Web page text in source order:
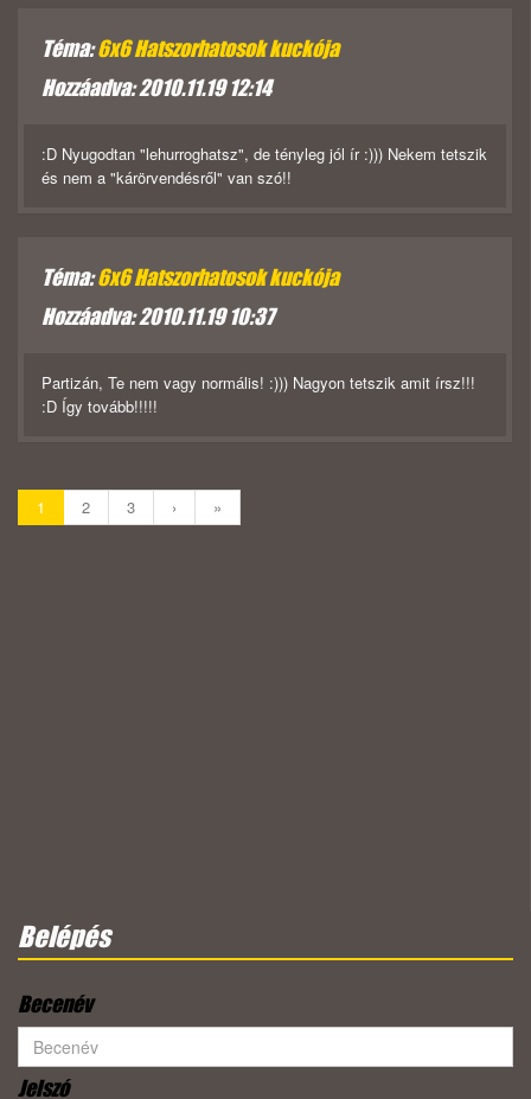
Téma:6x6 Hatszorhatosok kuckója
Hozzáadva: 2010.11.19 12:14
:D Nyugodtan "lehurroghatsz", de tényleg jól ír :))) Nekem tetszik
és nem a "kárörvendésről" van szó!!
Téma:6x6 Hatszorhatosok kuckója
Hozzáadva: 2010.11.19 10:37
Partizán, Te nem vagy normális! :))) Nagyon tetszik amit írsz!!!
:D Így tovább!!!!!
1 2 3 › »
Belépés
Becenév
Jelszó